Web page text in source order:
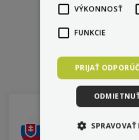
Šumavská 1,
VÝKONNOSŤ
FUNKCIE
PRIJAŤ